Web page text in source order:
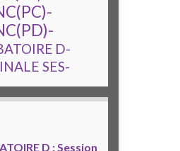
D-
SES-
D : Session